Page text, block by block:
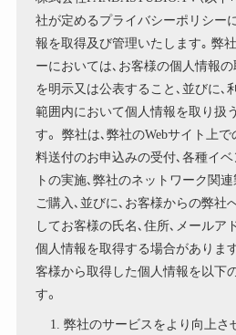
社が定めるプライバシーポリシー
報を取得及び管理いたします｡ 弊
ーにおいては､お客様の個人情報
を明示又は公表すること､並びに､
範囲内において個人情報を取り扱
す。 弊社は､弊社のWebサイト上
料送付のお申込みの受付､各種イ
トの実施､弊社のネットワーク関
ご購入､並びに､お客様からの弊社
してお客様の氏名､住所､メールア
個人情報を取得する場合がありま
客様から取得した個人情報を以下
す。
弊社のサービスをより向上さ